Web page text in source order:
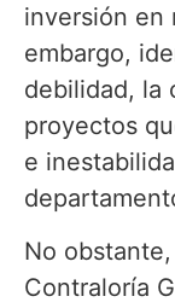
inversión en
embargo,
debilidad, la
proyectos
e
No
Contraloría